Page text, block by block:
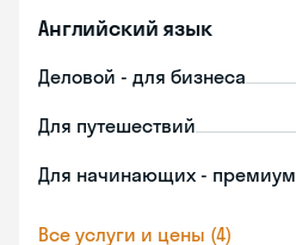
Английский язык
Деловой - для бизнеса
Для путешествий
Для начинающих - премиум
Все услуги и цены (4)